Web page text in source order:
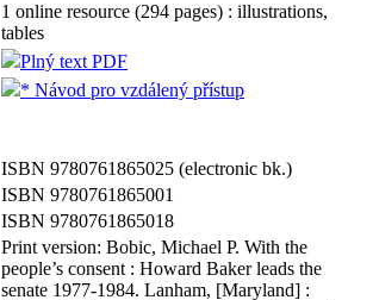
1 online resource (294 pages) : illustrations,
tables
Plný text PDF
* Návod pro vzdálený přístup
ISBN 9780761865025 (electronic bk.)
ISBN 9780761865001
ISBN 9780761865018
Print version: Bobic, Michael P. With the
people’s consent : Howard Baker leads the
senate 1977-1984. Lanham, [Maryland] :